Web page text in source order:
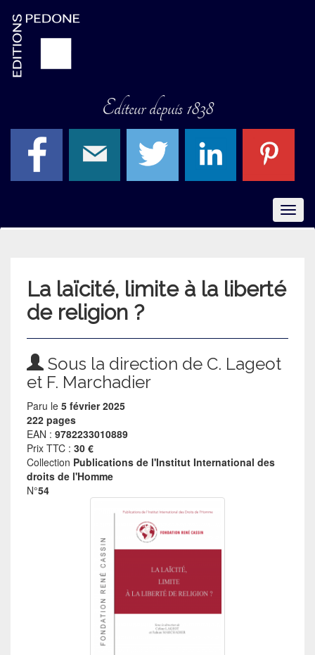
Editeur depuis 1838
Menu
La laïcité, limite à la liberté
de religion ?
Sous la direction de C. Lageot
et F. Marchadier
Paru le5 février 2025
222 pages
EAN :9782233010889
Prix TTC :30 €
Collection Publications de l'Institut International des
droits de l'Homme
N°54